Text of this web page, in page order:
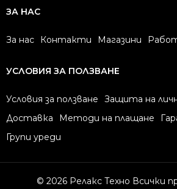
ЗА НАС
За нас Контакти Магазини
УСЛОВИЯ ЗА ПОЛЗВАНЕ
Условия за ползване
Защита на
Доставка
Методи на плащане
Групи уреди
© 2026 Релакс Техно Всички